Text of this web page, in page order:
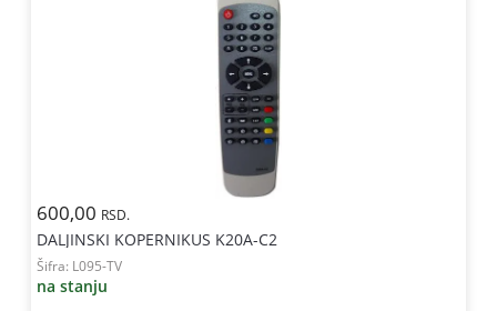
600,00 RSD.
DALJINSKI KOPERNIKUS K20A-C2
Šifra: L095-TV
na stanju